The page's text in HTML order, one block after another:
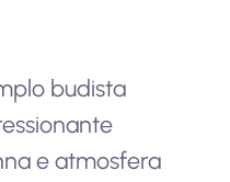
budista
e atmosfera